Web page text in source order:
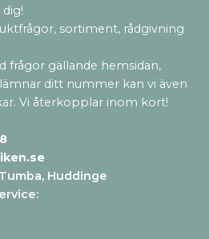
sortiment, rådgivning
frågor gällande hemsidan,
ditt nummer kan vi även
Vi återkopplar inom kort!
Huddinge
: